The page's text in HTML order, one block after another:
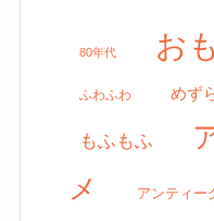
80年代 お
ふわふわ めず
もふもふ
メ
アンティー